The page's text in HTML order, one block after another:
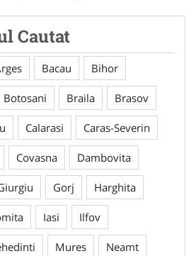
Cautat
Bacau Bihor
Botosani Braila Brasov
Calarasi Caras-Severin
Covasna Dambovita
Gorj Harghita
Iasi Ilfov
Mures Neamt